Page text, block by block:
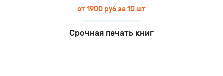
от 1900 руб за 10 шт
Срочная печать книг